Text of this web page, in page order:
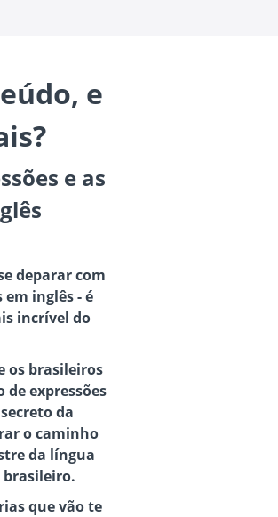
e
e as
deparar com
em inglês - é
incrível do
os brasileiros
expressões
da
o caminho
da língua
brasileiro.
que vão te